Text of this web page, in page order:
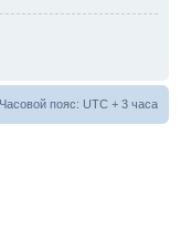
пояс: UTC + 3 часа